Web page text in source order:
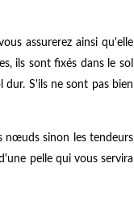
assurerez ainsi qu'elle
ils sont fixés dans le sol
S'ils ne sont pas bien
nœuds sinon les tendeurs
pelle qui vous servira